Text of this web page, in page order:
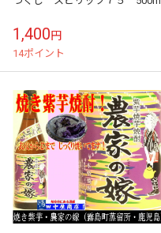
1,400円
14ポイント